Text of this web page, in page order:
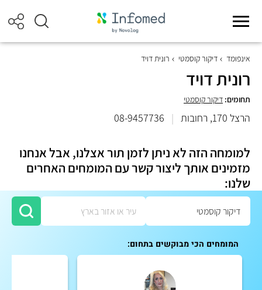
אינפומד דיקור קוסמטי רונית דויד
רונית דויד
תחומים: דיקור קוסמטי
הרצל 170, רחובות |
08-9457736
למומחה הזה לא ניתן לזמן תור אצלנו, אבל אנחנו
מזמינים אותך ליצור קשר עם המומחים האחרים
שלנו:
המומחים הכי מבוקשים בתחום: